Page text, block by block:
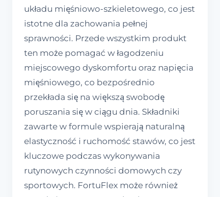
układu mięśniowo-szkieletowego, co jest
istotne dla zachowania pełnej
sprawności. Przede wszystkim produkt
ten może pomagać w łagodzeniu
miejscowego dyskomfortu oraz napięcia
mięśniowego, co bezpośrednio
przekłada się na większą swobodę
poruszania się w ciągu dnia. Składniki
zawarte w formule wspierają naturalną
elastyczność i ruchomość stawów, co jest
kluczowe podczas wykonywania
rutynowych czynności domowych czy
sportowych. FortuFlex może również